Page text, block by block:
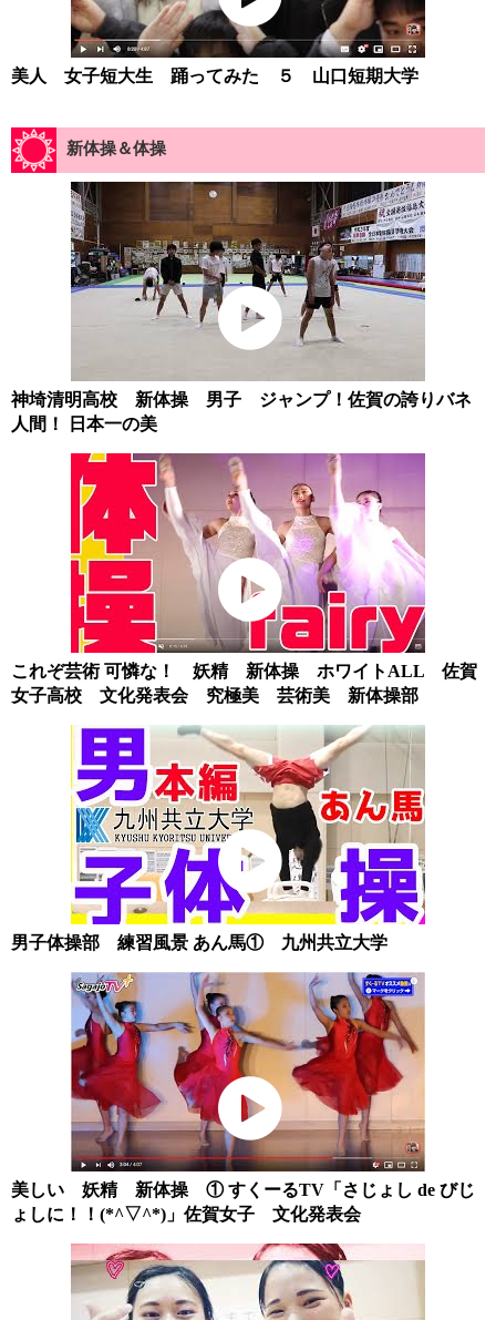
美人 女子短大生 踊ってみた ５ 山口短期大学
新体操＆体操
神埼清明高校 新体操 男子 ジャンプ！佐賀の誇りバネ
人間！ 日本一の美
これぞ芸術 可憐な！ 妖精 新体操 ホワイトALL 佐賀
女子高校 文化発表会 究極美 芸術美 新体操部
男子体操部 練習風景 あん馬① 九州共立大学
美しい 妖精 新体操 ① すくーるTV「さじょし de びじ
ょしに！！(*^▽^*)」佐賀女子 文化発表会